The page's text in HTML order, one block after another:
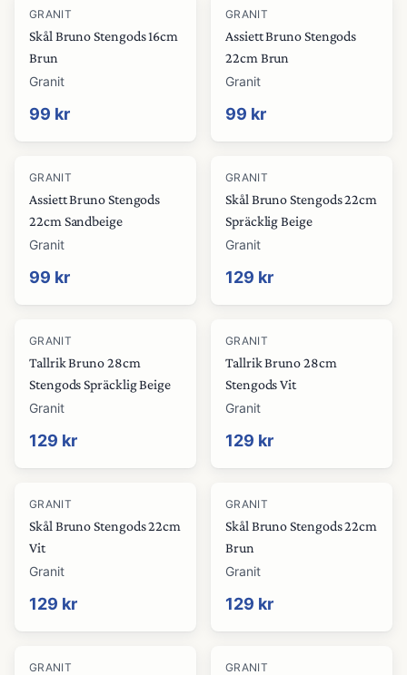
GRANIT
Skål Bruno Stengods 16cm
Brun
Granit
99 kr
GRANIT
Assiett Bruno Stengods
22cm Brun
Granit
99 kr
GRANIT
Assiett Bruno Stengods
22cm Sandbeige
Granit
99 kr
GRANIT
Skål Bruno Stengods 22cm
Spräcklig Beige
Granit
129 kr
GRANIT
Tallrik Bruno 28cm
Stengods Spräcklig Beige
Granit
129 kr
GRANIT
Tallrik Bruno 28cm
Stengods Vit
Granit
129 kr
GRANIT
Skål Bruno Stengods 22cm
Vit
Granit
129 kr
GRANIT
Skål Bruno Stengods 22cm
Brun
Granit
129 kr
GRANIT GRANIT